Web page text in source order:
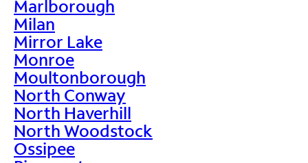
Marlborough
Milan
Mirror Lake
Monroe
Moultonborough
North Conway
North Haverhill
North Woodstock
Ossipee